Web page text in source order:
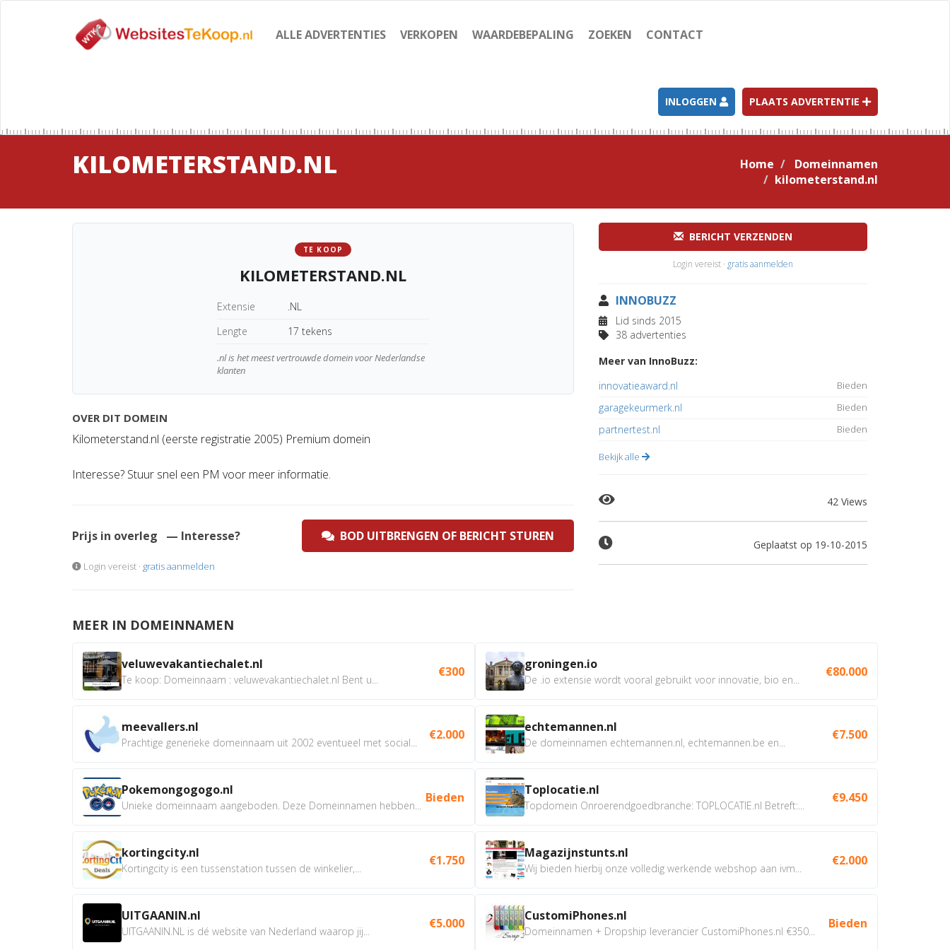
ALLE ADVERTENTIES VERKOPEN WAARDEBEPALING ZOEKEN CONTACT
INLOGGEN PLAATS ADVERTENTIE
KILOMETERSTAND.NL Home
Domeinnamen
kilometerstand.nl
TE KOOP
KILOMETERSTAND.NL
Extensie
.NL
Lengte
17 tekens
.nl is het meest vertrouwde domein voor Nederlandse
klanten
OVER DIT DOMEIN
Kilometerstand.nl (eerste registratie 2005) Premium domein
Interesse? Stuur snel een PM voor meer informatie.
Prijs in overleg — Interesse? BOD UITBRENGEN OF BERICHT STUREN
Login vereist · gratis aanmelden
BERICHT VERZENDEN
Login vereist · gratis aanmelden
INNOBUZZ
Lid sinds 2015
38 advertenties
Meer van InnoBuzz:
innovatieaward.nl
Bieden
garagekeurmerk.nl Bieden
partnertest.nl Bieden
Bekijk alle
42 Views
Geplaatst op 19-10-2015
MEER IN DOMEINNAMEN
veluwevakantiechalet.nl
Te koop: Domeinnaam : veluwevakantiechalet.nl Bent u...
€300
meevallers.nl
Prachtige generieke domeinnaam uit 2002 eventueel met social...
€2.000
Pokemongogogo.nl
Unieke domeinnaam aangeboden. Deze Domeinnamen hebben...
Bieden
kortingcity.nl
Kortingcity is een tussenstation tussen de winkelier,...
€1.750
UITGAANIN.nl
UITGAANIN.NL is dé website van Nederland waarop jij...
€5.000
groningen.io
De .io extensie wordt vooral gebruikt voor innovatie, bio en...
€80.000
echtemannen.nl
De domeinnamen echtemannen.nl, echtemannen.be en...
€7.500
Toplocatie.nl
Topdomein Onroerendgoedbranche: TOPLOCATIE.nl Betreft:...
€9.450
Magazijnstunts.nl
Wij bieden hierbij onze volledig werkende webshop aan ivm...
€2.000
CustomiPhones.nl
Domeinnamen + Dropship leverancier CustomiPhones.nl €350...
Bieden